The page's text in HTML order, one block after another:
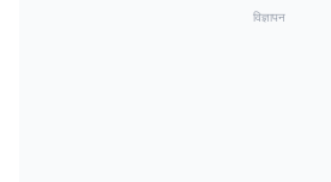
विज्ञापन